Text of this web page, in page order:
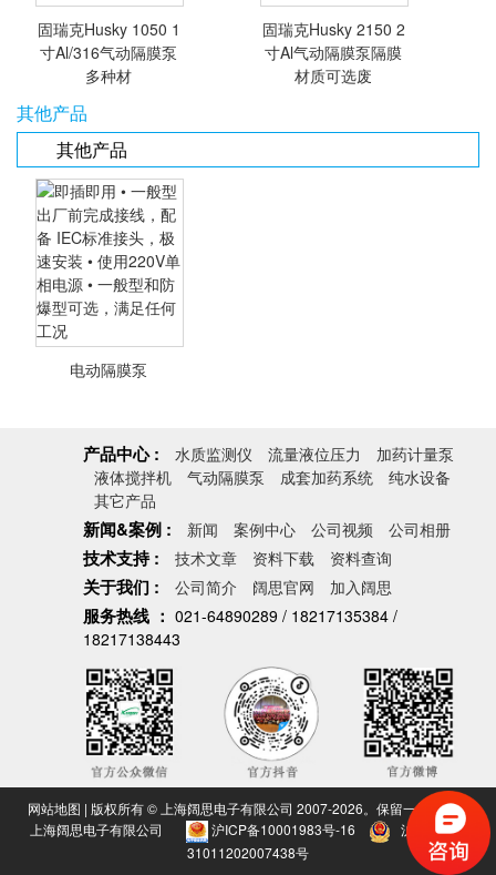
<查看详情> <查看详情>
<查看详情>
固瑞克Husky 1050 1
寸Al/316气动隔膜泵
多种材
固瑞克Husky 2150 2
寸Al气动隔膜泵隔膜
材质可选废
其他产品
其他产品
即插即用 • 一般型
出厂前完成接线，
配备 IEC标准接
头，极速安装 • 使
用220V单相电源 •
一般型和防爆型可
选，满足任何工况
<查看详情>
电动隔膜泵
产品中心 : 水质监测仪 流量液位压力
加药计量泵
液体搅拌机
气动隔膜泵 成套加药系统
纯水设备
其它产品
新闻&案例 : 新闻 案例中心 公司视频 公司相册
技术支持 : 技术文章 资料下载 资料查询
关于我们 : 公司简介 阔思官网 加入阔思
服务热线 ： 021-64890289 / 18217135384 /
18217138443
网站地图 | 版权所有 © 上海阔思电子有限公司 2007-2026。保留一切权利。
上海阔思电子有限公司
沪ICP备10001983号-16
沪公网安备
31011202007438号